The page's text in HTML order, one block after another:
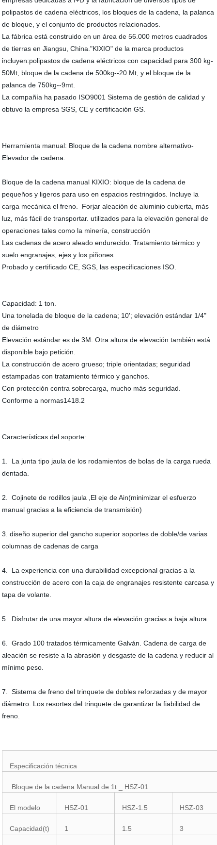
polipastos de cadena eléctricos, los bloques de la cadena, la palanca
de bloque, y el conjunto de productos relacionados.
La fábrica está construido en un área de 56.000 metros cuadrados
de tierras en Jiangsu, China."KIXIO" de la marca productos
incluyen:polipastos de cadena eléctricos con capacidad para 300 kg-
50Mt, bloque de la cadena de 500kg--20 Mt, y el bloque de la
palanca de 750kg--9mt.
La compañía ha pasado ISO9001 Sistema de gestión de calidad y
obtuvo la empresa SGS, CE y certificación GS.
Herramienta manual: Bloque de la cadena nombre alternativo-
Elevador de cadena.
Bloque de la cadena manual KIXIO: bloque de la cadena de
pequeños y ligeros para uso en espacios restringidos. Incluye la
carga mecánica el freno. Forjar aleación de aluminio cubierta, más
luz, más fácil de transportar. utilizados para la elevación general de
operaciones tales como la minería, construcción
Las cadenas de acero aleado endurecido. Tratamiento térmico y
suelo engranajes, ejes y los piñones.
Probado y certificado CE, SGS, las especificaciones ISO.
Capacidad: 1 ton.
Una tonelada de bloque de la cadena; 10'; elevación estándar 1/4"
de diámetro
Elevación estándar es de 3M. Otra altura de elevación también está
disponible bajo petición.
La construcción de acero grueso; triple orientadas; seguridad
estampadas con tratamiento térmico y ganchos.
Con protección contra sobrecarga, mucho más seguridad.
Conforme a normas1418.2
Características del soporte:
1. La junta tipo jaula de los rodamientos de bolas de la carga rueda
dentada.
2. Cojinete de rodillos jaula ,El eje de Ain(minimizar el esfuerzo
manual gracias a la eficiencia de transmisión)
3. diseño superior del gancho superior soportes de doble/de varias
columnas de cadenas de carga
4. La experiencia con una durabilidad excepcional gracias a la
construcción de acero con la caja de engranajes resistente carcasa y
tapa de volante.
5. Disfrutar de una mayor altura de elevación gracias a baja altura.
6. Grado 100 tratados térmicamente Galván. Cadena de carga de
aleación se resiste a la abrasión y desgaste de la cadena y reducir al
mínimo peso.
7. Sistema de freno del trinquete de dobles reforzadas y de mayor
diámetro. Los resortes del trinquete de garantizar la fiabilidad de
freno.
Especificación técnica
Bloque de la cadena Manual de 1t _ HSZ-01
El modelo HSZ-01 HSZ-1.5 HSZ-03
Capacidad(t) 1 1.5 3